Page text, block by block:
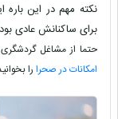
نکته مهم در این
برای ساکنانش عادی
حتما از مشاغل
امکانات در صحرارا